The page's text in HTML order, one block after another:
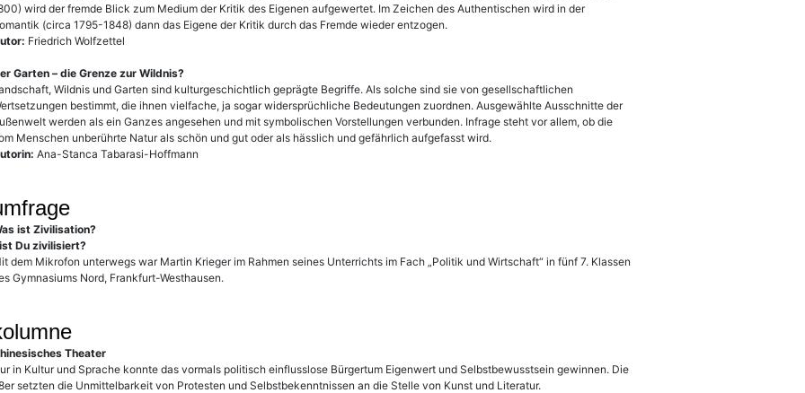
wird der fremde Blick zum Medium der Kritik des Eigenen aufgewertet. Im Zeichen des Authentischen wird in der
(circa 1795-1848) dann das Eigene der Kritik durch das Fremde wieder entzogen.
Friedrich Wolfzettel
Garten – die Grenze zur Wildnis?
Wildnis und Garten sind kulturgeschichtlich geprägte Begriffe. Als solche sind sie von gesellschaftlichen
bestimmt, die ihnen vielfache, ja sogar widersprüchliche Bedeutungen zuordnen. Ausgewählte Ausschnitte der
werden als ein Ganzes angesehen und mit symbolischen Vorstellungen verbunden. Infrage steht vor allem, ob die
Menschen unberührte Natur als schön und gut oder als hässlich und gefährlich aufgefasst wird.
Ana-Stanca Tabarasi-Hoffmann
ist Zivilisation?
Du zivilisiert?
dem Mikrofon unterwegs war Martin Krieger im Rahmen seines Unterrichts im Fach „Politik und Wirtschaft“ in fünf 7. Klassen
Gymnasiums Nord, Frankfurt-Westhausen.
Theater
in Kultur und Sprache konnte das vormals politisch einflusslose Bürgertum Eigenwert und Selbstbewusstsein gewinnen. Die
setzten die Unmittelbarkeit von Protesten und Selbstbekenntnissen an die Stelle von Kunst und Literatur.